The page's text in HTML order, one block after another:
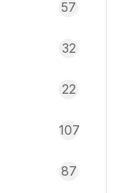
57
32
22
107
87